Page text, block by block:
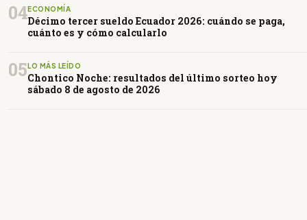
04ECONOMÍA
Décimo tercer sueldo Ecuador 2026: cuándo se paga,
cuánto es y cómo calcularlo
05 LO MÁS LEÍDO
Chontico Noche: resultados del último sorteo hoy
sábado 8 de agosto de 2026